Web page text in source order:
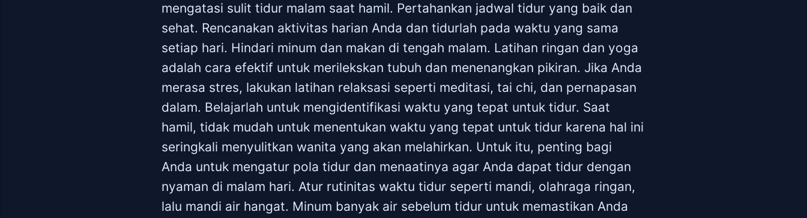
mengatasi sulit tidur malam saat hamil. Pertahankan jadwal tidur yang baik dan
sehat. Rencanakan aktivitas harian Anda dan tidurlah pada waktu yang sama
setiap hari. Hindari minum dan makan di tengah malam. Latihan ringan dan yoga
adalah cara efektif untuk merilekskan tubuh dan menenangkan pikiran. Jika Anda
merasa stres, lakukan latihan relaksasi seperti meditasi, tai chi, dan pernapasan
dalam. Belajarlah untuk mengidentifikasi waktu yang tepat untuk tidur. Saat
hamil, tidak mudah untuk menentukan waktu yang tepat untuk tidur karena hal ini
seringkali menyulitkan wanita yang akan melahirkan. Untuk itu, penting bagi
Anda untuk mengatur pola tidur dan menaatinya agar Anda dapat tidur dengan
nyaman di malam hari. Atur rutinitas waktu tidur seperti mandi, olahraga ringan,
lalu mandi air hangat. Minum banyak air sebelum tidur untuk memastikan Anda